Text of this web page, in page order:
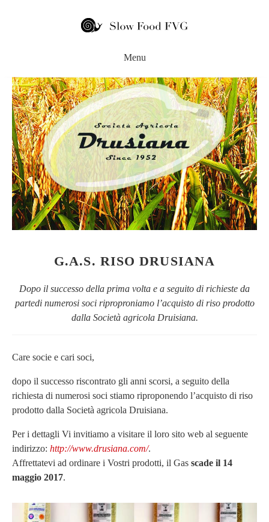
G.A.S. RISO DRUSIANA
Dopo il successo della prima volta e a seguito di richieste da
partedi numerosi soci riproproniamo l’acquisto di riso prodotto
dalla Società agricola Druisiana.
Care socie e cari soci,
dopo il successo riscontrato gli anni scorsi, a seguito della
richiesta di numerosi soci stiamo riproponendo l’acquisto di riso
prodotto dalla Società agricola Druisiana.
Per i dettagli Vi invitiamo a visitare il loro sito web al seguente
indirizzo: http://www.drusiana.com/.
Affrettatevi ad ordinare i Vostri prodotti, il Gas scade il 14
maggio 2017.